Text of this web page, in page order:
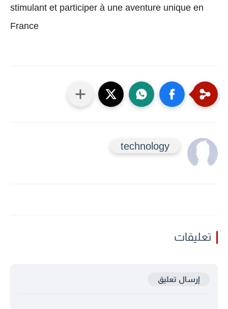
stimulant et participer à une aventure unique en
France
technology
تعليقات
إرسال تعليق